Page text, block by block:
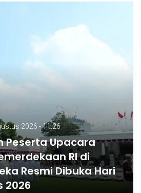
2026 - 11:26
Peserta Upacara
RI di
Resmi Dibuka Hari
2026